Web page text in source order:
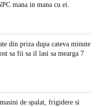
in mana cu ei.
din priza dupa cateva minute
sa fii sa il lasi sa mearga 7
de spalat, frigidere si